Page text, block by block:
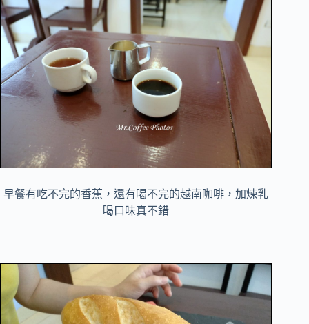
早餐有吃不完的香蕉，還有喝不完的越南咖啡，加煉乳
喝口味真不錯